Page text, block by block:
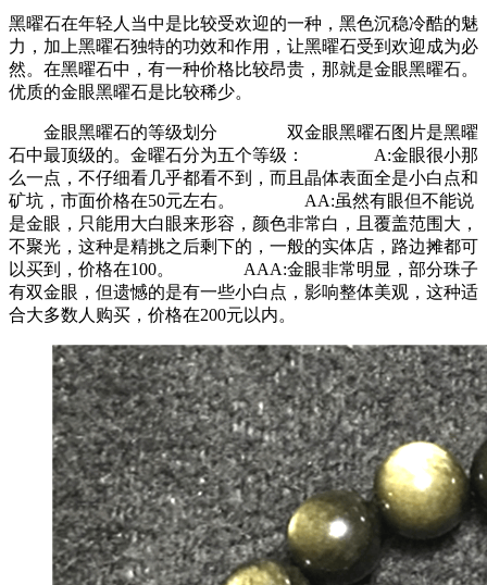
黑曜石在年轻人当中是比较受欢迎的一种，黑色沉稳冷酷的魅
力，加上黑曜石独特的功效和作用，让黑曜石受到欢迎成为必
然。在黑曜石中，有一种价格比较昂贵，那就是金眼黑曜石。
优质的金眼黑曜石是比较稀少。
金眼黑曜石的等级划分 双金眼黑曜石图片是黑曜
石中最顶级的。金曜石分为五个等级： A:金眼很小那
么一点，不仔细看几乎都看不到，而且晶体表面全是小白点和
矿坑，市面价格在50元左右。 AA:虽然有眼但不能说
是金眼，只能用大白眼来形容，颜色非常白，且覆盖范围大，
不聚光，这种是精挑之后剩下的，一般的实体店，路边摊都可
以买到，价格在100。 AAA:金眼非常明显，部分珠子
有双金眼，但遗憾的是有一些小白点，影响整体美观，这种适
合大多数人购买，价格在200元以内。